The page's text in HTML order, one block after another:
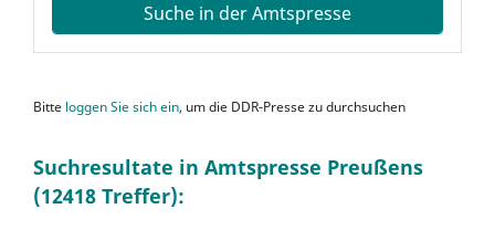
Suche in der Amtspresse
Bitte loggen Sie sich ein, um die DDR-Presse zu durchsuchen
Suchresultate in Amtspresse Preußens
(12418 Treffer):